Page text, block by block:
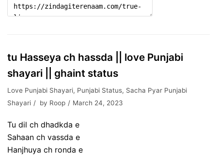
tu Hasseya ch hassda || love Punjabi
shayari || ghaint status
Love Punjabi Shayari, Punjabi Status, Sacha Pyar Punjabi
Shayari
by Roop March 24, 2023
Tu dil ch dhadkda e
Sahaan ch vassda e
Hanjhuya ch ronda e